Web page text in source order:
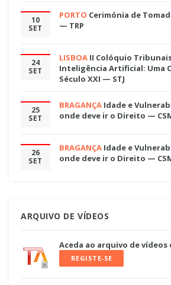
10
SET
PORTO Cerimónia de
— TRP
24
SET
LISBOA II Colóquio
Inteligência Artificial: Uma
Século XXI — STJ
25
SET
BRAGANÇA Idade e
onde deve ir o Direito —
26
SET
BRAGANÇA Idade e
onde deve ir o Direito —
ARQUIVO DE VÍDEOS
Aceda ao arquivo de
REGISTE-SE